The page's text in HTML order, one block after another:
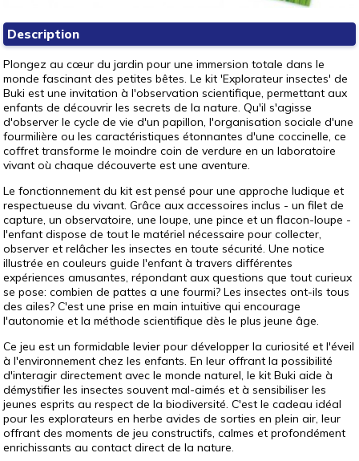
Description
Plongez au cœur du jardin pour une immersion totale dans le
monde fascinant des petites bêtes. Le kit 'Explorateur insectes' de
Buki est une invitation à l'observation scientifique, permettant aux
enfants de découvrir les secrets de la nature. Qu'il s'agisse
d'observer le cycle de vie d'un papillon, l'organisation sociale d'une
fourmilière ou les caractéristiques étonnantes d'une coccinelle, ce
coffret transforme le moindre coin de verdure en un laboratoire
vivant où chaque découverte est une aventure.
Le fonctionnement du kit est pensé pour une approche ludique et
respectueuse du vivant. Grâce aux accessoires inclus - un filet de
capture, un observatoire, une loupe, une pince et un flacon-loupe -
l'enfant dispose de tout le matériel nécessaire pour collecter,
observer et relâcher les insectes en toute sécurité. Une notice
illustrée en couleurs guide l'enfant à travers différentes
expériences amusantes, répondant aux questions que tout curieux
se pose: combien de pattes a une fourmi? Les insectes ont-ils tous
des ailes? C'est une prise en main intuitive qui encourage
l'autonomie et la méthode scientifique dès le plus jeune âge.
Ce jeu est un formidable levier pour développer la curiosité et l'éveil
à l'environnement chez les enfants. En leur offrant la possibilité
d'interagir directement avec le monde naturel, le kit Buki aide à
démystifier les insectes souvent mal-aimés et à sensibiliser les
jeunes esprits au respect de la biodiversité. C'est le cadeau idéal
pour les explorateurs en herbe avides de sorties en plein air, leur
offrant des moments de jeu constructifs, calmes et profondément
enrichissants au contact direct de la nature.